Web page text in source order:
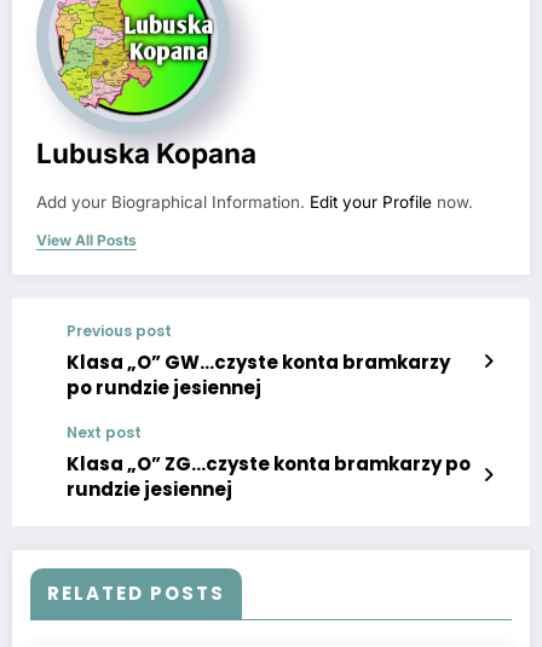
Lubuska Kopana
Add your Biographical Information. Edit your Profile now.
View All Posts
Previous post
Klasa „O” GW…czyste konta bramkarzy
po rundzie jesiennej
Next post
Klasa „O” ZG…czyste konta bramkarzy po
rundzie jesiennej
RELATED POSTS